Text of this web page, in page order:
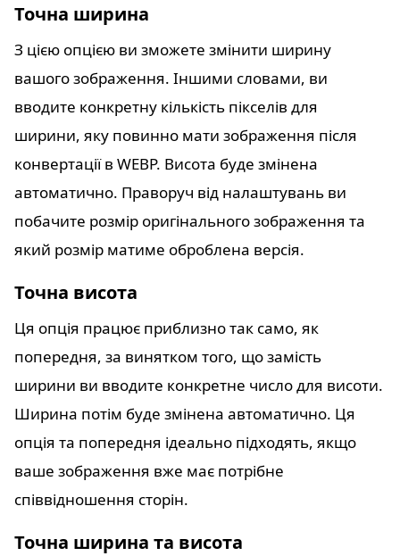
Точна ширина
З цією опцією ви зможете змінити ширину
вашого зображення. Іншими словами, ви
вводите конкретну кількість пікселів для
ширини, яку повинно мати зображення після
конвертації в WEBP. Висота буде змінена
автоматично. Праворуч від налаштувань ви
побачите розмір оригінального зображення та
який розмір матиме оброблена версія.
Точна висота
Ця опція працює приблизно так само, як
попередня, за винятком того, що замість
ширини ви вводите конкретне число для висоти.
Ширина потім буде змінена автоматично. Ця
опція та попередня ідеально підходять, якщо
ваше зображення вже має потрібне
співвідношення сторін.
Точна ширина та висота